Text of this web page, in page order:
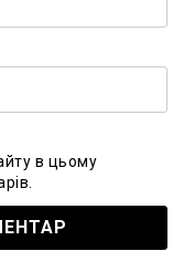
в цьому